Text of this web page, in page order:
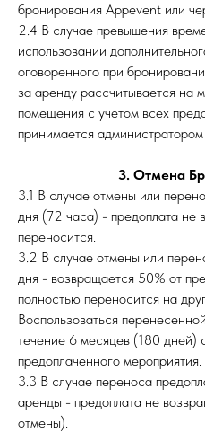
бронирования Appevent или
2.4 В случае превышения
использовании
оговоренного при
за аренду рассчитывается на
помещения с учетом всех
принимается
3. Отмена
3.1 В случае отмены или
дня (72 часа) - предоплата не
переносится.
3.2 В случае отмены или
дня - возвращается 50% от
полностью переносится на
Воспользоваться
течение 6 месяцев (180 дней)
предоплаченного мероприятия.
3.3 В случае переноса
аренды - предоплата не
отмены).